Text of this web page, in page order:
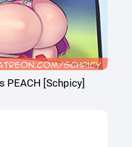
PEACH [Schpicy]